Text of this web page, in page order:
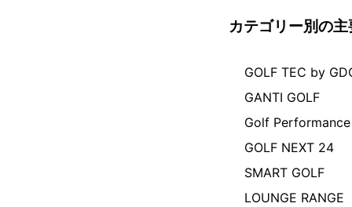
カテゴリー別の
GOLF TEC by
GANTI GOLF
Golf Performance
GOLF NEXT 24
SMART GOLF
LOUNGE RANGE